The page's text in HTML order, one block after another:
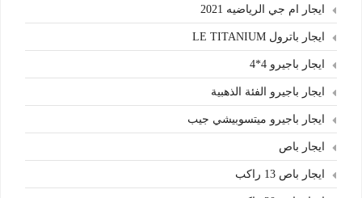
ايجار ام جي الرياضيه 2021
ايجار باترول LE TITANIUM
ايجار باجيرو 4*4
ايجار باجيرو الفئة الذهبية
ايجار باجيرو ميتسوبيشي جيب
ايجار باص
ايجار باص 13 راكب